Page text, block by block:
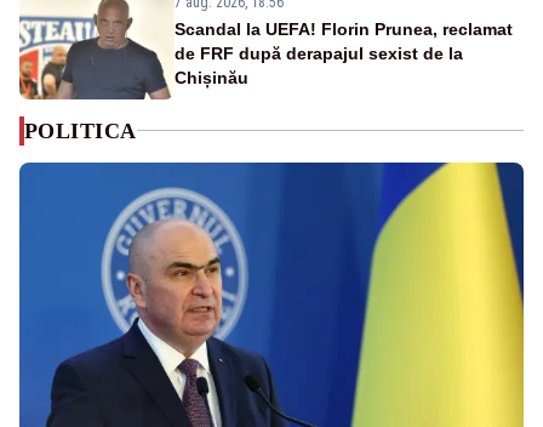
Scandal la UEFA! Florin Prunea, reclamat
de FRF după derapajul sexist de la
Chișinău
POLITICA